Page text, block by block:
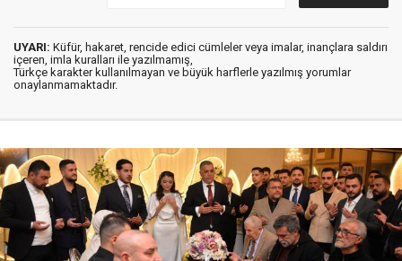
UYARI: Küfür, hakaret, rencide edici cümleler veya imalar, inançlara saldırı
içeren, imla kuralları ile yazılmamış,
Türkçe karakter kullanılmayan ve büyük harflerle yazılmış yorumlar
onaylanmamaktadır.